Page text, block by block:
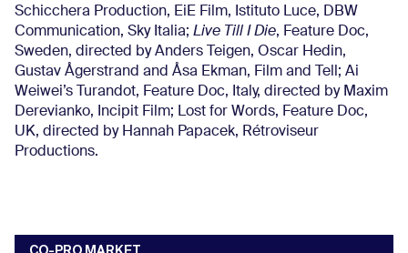
Schicchera Production, EiE Film, Istituto Luce, DBW
Communication, Sky Italia; Live Till I Die, Feature Doc,
Sweden, directed by Anders Teigen, Oscar Hedin,
Gustav Ågerstrand and Åsa Ekman, Film and Tell; Ai
Weiwei’s Turandot, Feature Doc, Italy, directed by Maxim
Derevianko, Incipit Film; Lost for Words, Feature Doc,
UK, directed by Hannah Papacek, Rétroviseur
Productions.